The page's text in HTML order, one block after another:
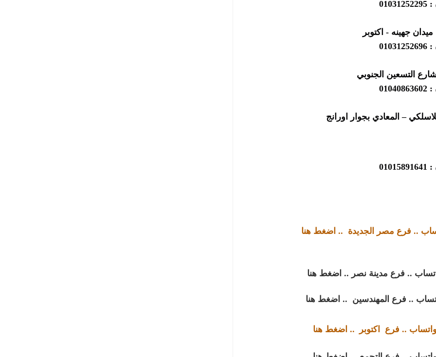
جهينه - اكتوبر
التسعين الجنوبي
– المعادي بجوار اورانج
.. فرع مصر الجديدة .. اضغط هنا
.. فرع مدينة نصر .. اضغط هنا
.. فرع المهندسين .. اضغط هنا
.. فرع اكتوبر .. اضغط هنا